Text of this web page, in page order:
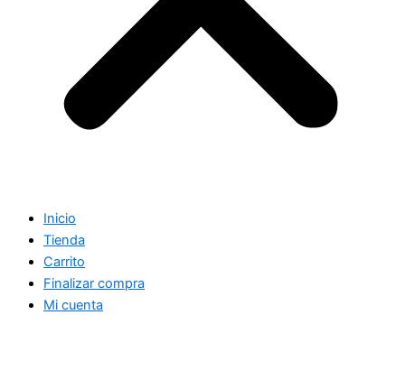
Inicio
Tienda
Carrito
Finalizar compra
Mi cuenta